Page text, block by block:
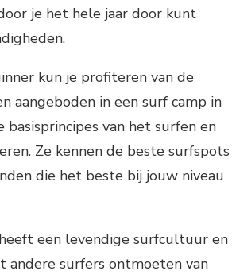
je het hele jaar door kunt
kun je profiteren van de
aangeboden in een surf camp in
van het surfen en
Ze kennen de beste surfspots
die het beste bij jouw niveau
een levendige surfcultuur en
andere surfers ontmoeten van